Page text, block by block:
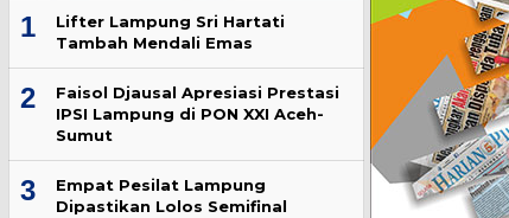
1
Lifter Lampung Sri Hartati
Tambah Mendali Emas
2
Faisol Djausal Apresiasi Prestasi
IPSI Lampung di PON XXI Aceh-
Sumut
3
Empat Pesilat Lampung
Dipastikan Lolos Semifinal